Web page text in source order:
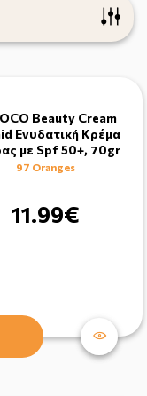
Beauty Cream
Ενυδατική Κρέμα
με Spf 50+, 70gr
97 Oranges
11.99€